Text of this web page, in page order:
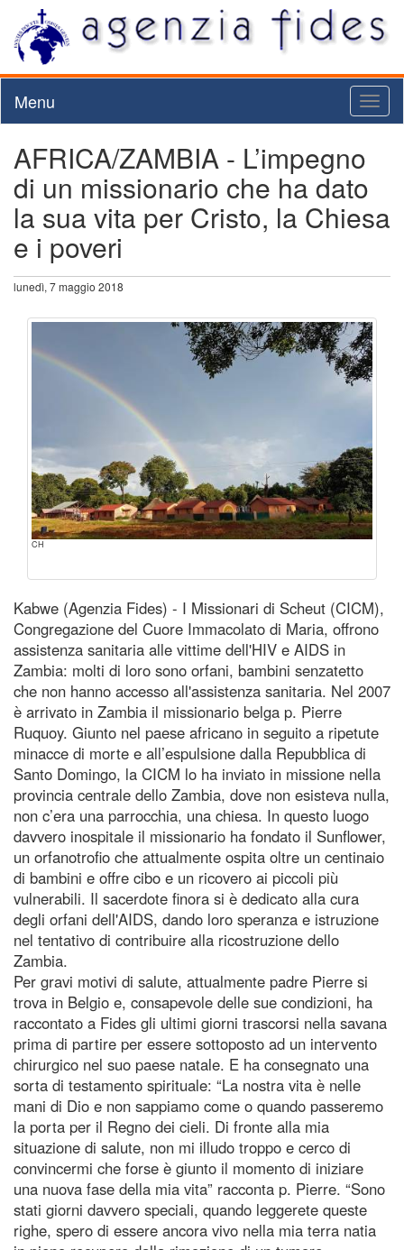
Menu
AFRICA/ZAMBIA - L’impegno
di un missionario che ha dato
la sua vita per Cristo, la Chiesa
e i poveri
lunedì, 7 maggio 2018
CH
Kabwe (Agenzia Fides) - I Missionari di Scheut (CICM),
Congregazione del Cuore Immacolato di Maria, offrono
assistenza sanitaria alle vittime dell'HIV e AIDS in
Zambia: molti di loro sono orfani, bambini senzatetto
che non hanno accesso all'assistenza sanitaria. Nel 2007
è arrivato in Zambia il missionario belga p. Pierre
Ruquoy. Giunto nel paese africano in seguito a ripetute
minacce di morte e all’espulsione dalla Repubblica di
Santo Domingo, la CICM lo ha inviato in missione nella
provincia centrale dello Zambia, dove non esisteva nulla,
non c’era una parrocchia, una chiesa. In questo luogo
davvero inospitale il missionario ha fondato il Sunflower,
un orfanotrofio che attualmente ospita oltre un centinaio
di bambini e offre cibo e un ricovero ai piccoli più
vulnerabili. Il sacerdote finora si è dedicato alla cura
degli orfani dell'AIDS, dando loro speranza e istruzione
nel tentativo di contribuire alla ricostruzione dello
Zambia.
Per gravi motivi di salute, attualmente padre Pierre si
trova in Belgio e, consapevole delle sue condizioni, ha
raccontato a Fides gli ultimi giorni trascorsi nella savana
prima di partire per essere sottoposto ad un intervento
chirurgico nel suo paese natale. E ha consegnato una
sorta di testamento spirituale: “La nostra vita è nelle
mani di Dio e non sappiamo come o quando passeremo
la porta per il Regno dei cieli. Di fronte alla mia
situazione di salute, non mi illudo troppo e cerco di
convincermi che forse è giunto il momento di iniziare
una nuova fase della mia vita” racconta p. Pierre. “Sono
stati giorni davvero speciali, quando leggerete queste
righe, spero di essere ancora vivo nella mia terra natia